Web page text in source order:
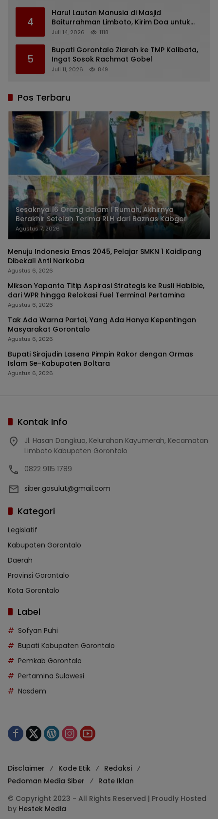
4
Haru! Lautan Manusia di Masjid
Baiturrahman Limboto, Kirim Doa untuk
Almarhum Rachmat Gobel
Juli 14, 2026 1118
5
Bupati Gorontalo Ziarah ke TMP Kalibata,
Ingat Sosok Rachmat Gobel
Juli 11, 2026 849
Pos Terbaru
Sesaknya 16 Orang dalam 1 Rumah, Akhirnya
Berakhir Setelah Terima RLH dari Baznas Kabgor
Agustus 7, 2026
Menuju Indonesia Emas 2045, Pelajar SMKN 1 Kaidipang
Dibekali Anti Narkoba
Agustus 6, 2026
Mikson Yapanto Titip Aspirasi Strategis ke Rusli Habibie,
dari WPR hingga Relokasi Fuel Terminal Pertamina
Agustus 6, 2026
Tak Ada Warna Partai, Yang Ada Hanya Kepentingan
Masyarakat Gorontalo
Agustus 6, 2026
Bupati Sirajudin Lasena Pimpin Rakor dengan Ormas
Islam Se-Kabupaten Boltara
Agustus 6, 2026
Kontak Info
Jl. Hasan Dangkua, Kelurahan Kayumerah, Kecamatan
Limboto Kabupaten Gorontalo
0822 9115 1789
siber.gosulut@gmail.com
Kategori
Legislatif
Kabupaten Gorontalo
Daerah
Provinsi Gorontalo
Kota Gorontalo
Label
Sofyan Puhi
Bupati Kabupaten Gorontalo
Pemkab Gorontalo
Pertamina Sulawesi
Nasdem
Disclaimer Kode Etik
Redaksi
Pedoman Media Siber
Rate Iklan
© Copyright 2023 - All Rights Reserved | Proudly Hosted
by Hestek Media